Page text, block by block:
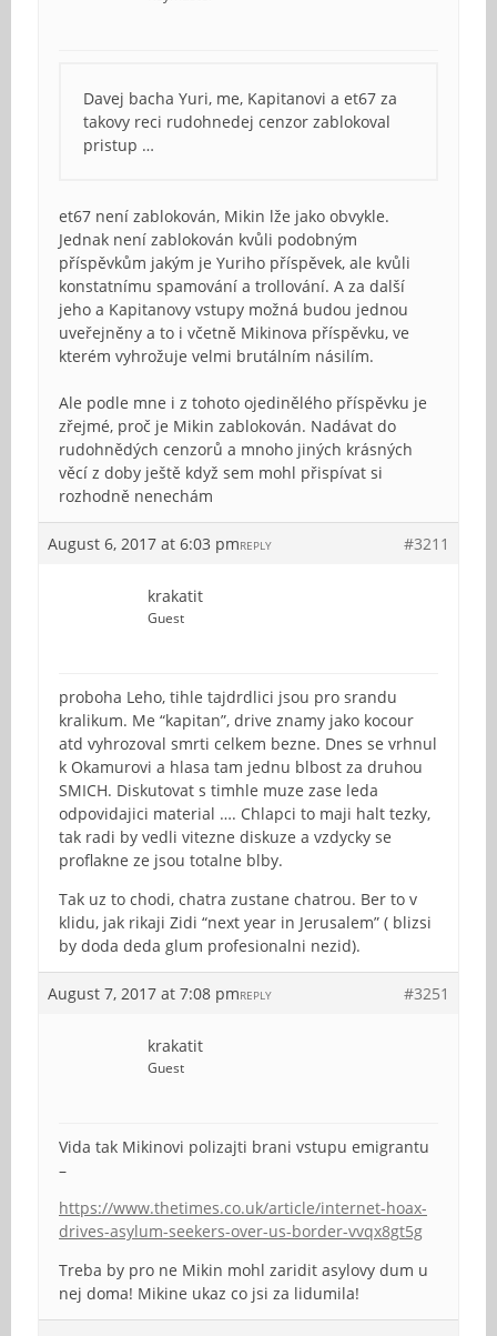
Davej bacha Yuri, me, Kapitanovi a et67 za
takovy reci rudohnedej cenzor zablokoval
pristup …
et67 není zablokován, Mikin lže jako obvykle.
Jednak není zablokován kvůli podobným
příspěvkům jakým je Yuriho příspěvek, ale kvůli
konstatnímu spamování a trollování. A za další
jeho a Kapitanovy vstupy možná budou jednou
uveřejněny a to i včetně Mikinova příspěvku, ve
kterém vyhrožuje velmi brutálním násilím.
Ale podle mne i z tohoto ojedinělého příspěvku je
zřejmé, proč je Mikin zablokován. Nadávat do
rudohnědých cenzorů a mnoho jiných krásných
věcí z doby ještě když sem mohl přispívat si
rozhodně nenechám
August 6, 2017 at 6:03 pm #3211
REPLY
krakatit
Guest
proboha Leho, tihle tajdrdlici jsou pro srandu
kralikum. Me “kapitan”, drive znamy jako kocour
atd vyhrozoval smrti celkem bezne. Dnes se vrhnul
k Okamurovi a hlasa tam jednu blbost za druhou
SMICH. Diskutovat s timhle muze zase leda
odpovidajici material …. Chlapci to maji halt tezky,
tak radi by vedli vitezne diskuze a vzdycky se
proflakne ze jsou totalne blby.
Tak uz to chodi, chatra zustane chatrou. Ber to v
klidu, jak rikaji Zidi “next year in Jerusalem” ( blizsi
by doda deda glum profesionalni nezid).
August 7, 2017 at 7:08 pm #3251
REPLY
krakatit
Guest
Vida tak Mikinovi polizajti brani vstupu emigrantu
–
https://www.thetimes.co.uk/article/internet-hoax-
drives-asylum-seekers-over-us-border-vvqx8gt5g
Treba by pro ne Mikin mohl zaridit asylovy dum u
nej doma! Mikine ukaz co jsi za lidumila!